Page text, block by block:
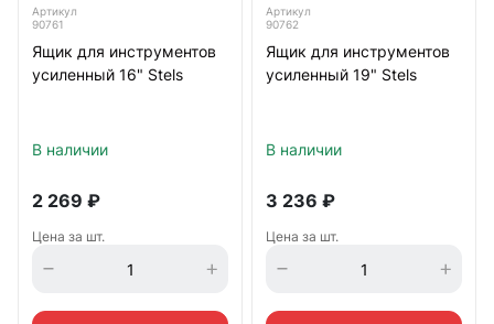
Артикул
90761
Ящик для инструментов
усиленный 16" Stels
В наличии
2 269 ₽
Цена за шт.
Артикул
90762
Ящик для инструментов
усиленный 19" Stels
В наличии
3 236 ₽
Цена за шт.